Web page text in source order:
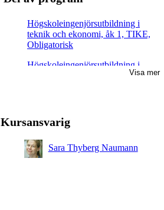
Högskoleingenjörsutbildning i
teknik och ekonomi, åk 1, TIKE,
Obligatorisk
Högskoleingenjörsutbildning i
kemiteknik, åk 1, ObligatoriskVisa mer
Kursansvarig
Sara Thyberg Naumann